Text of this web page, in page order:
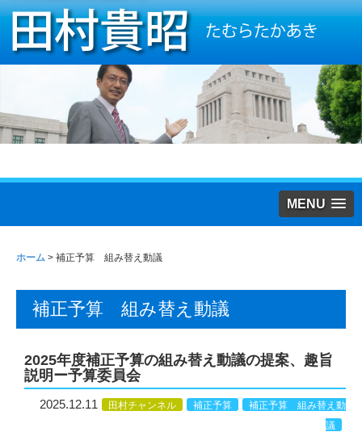
MENU
ホーム > 補正予算 組み替え動議
補正予算 組み替え動議
2025年度補正予算の組み替え動議の提案、趣旨
説明ー予算委員会
2025.12.11 田村チャンネル 補正予算
補正予算 組み替え動
議